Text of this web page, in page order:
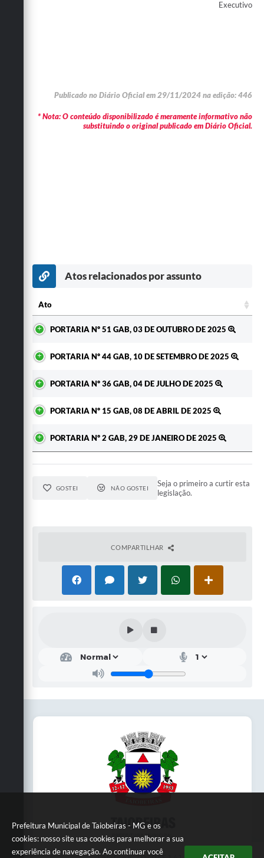
Prefeitura Municipal de Taiobeiras - MG e os
cookies: nosso site usa cookies para melhorar a sua
experiência de navegação. Ao continuar você
Executivo
Publicado no Diário Oficial em 29/11/2024 na edição: 446
* Nota: O conteúdo disponibilizado é meramente informativo não
substituindo o original publicado em Diário Oficial.
Atos relacionados por assunto
Ato
PORTARIA Nº 51 GAB, 03 DE OUTUBRO DE 2025
PORTARIA Nº 44 GAB, 10 DE SETEMBRO DE 2025
PORTARIA Nº 36 GAB, 04 DE JULHO DE 2025
PORTARIA Nº 15 GAB, 08 DE ABRIL DE 2025
PORTARIA Nº 2 GAB, 29 DE JANEIRO DE 2025
GOSTEI NÃO GOSTEI
Seja o primeiro a curtir esta
legislação.
COMPARTILHAR